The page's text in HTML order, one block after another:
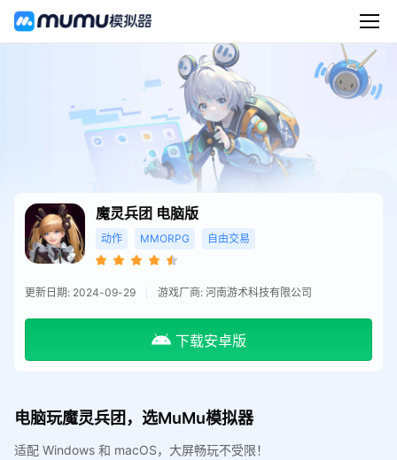
魔灵兵团 电脑版
动作 MMORPG 自由交易
更新日期: 2024-09-29 游戏厂商: 河南游术科技有限公司
下载安卓版
电脑玩魔灵兵团，选MuMu模拟器
适配 Windows 和 macOS，大屏畅玩不受限！